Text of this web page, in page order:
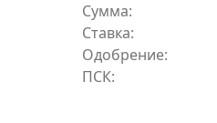
Сумма:
Ставка:
Одобрение: